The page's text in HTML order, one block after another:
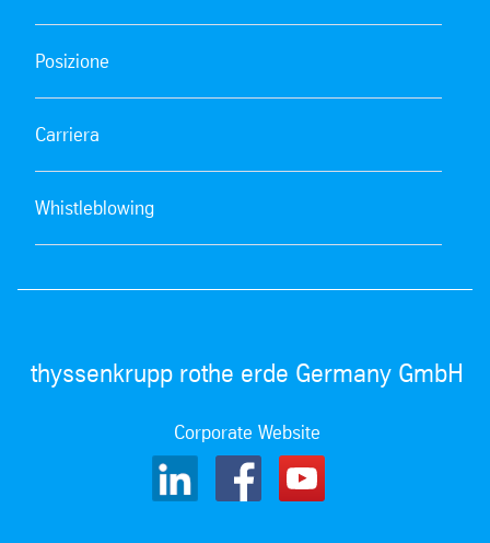
Posizione
Carriera
Whistleblowing
thyssenkrupp rothe erde Germany GmbH
Corporate Website